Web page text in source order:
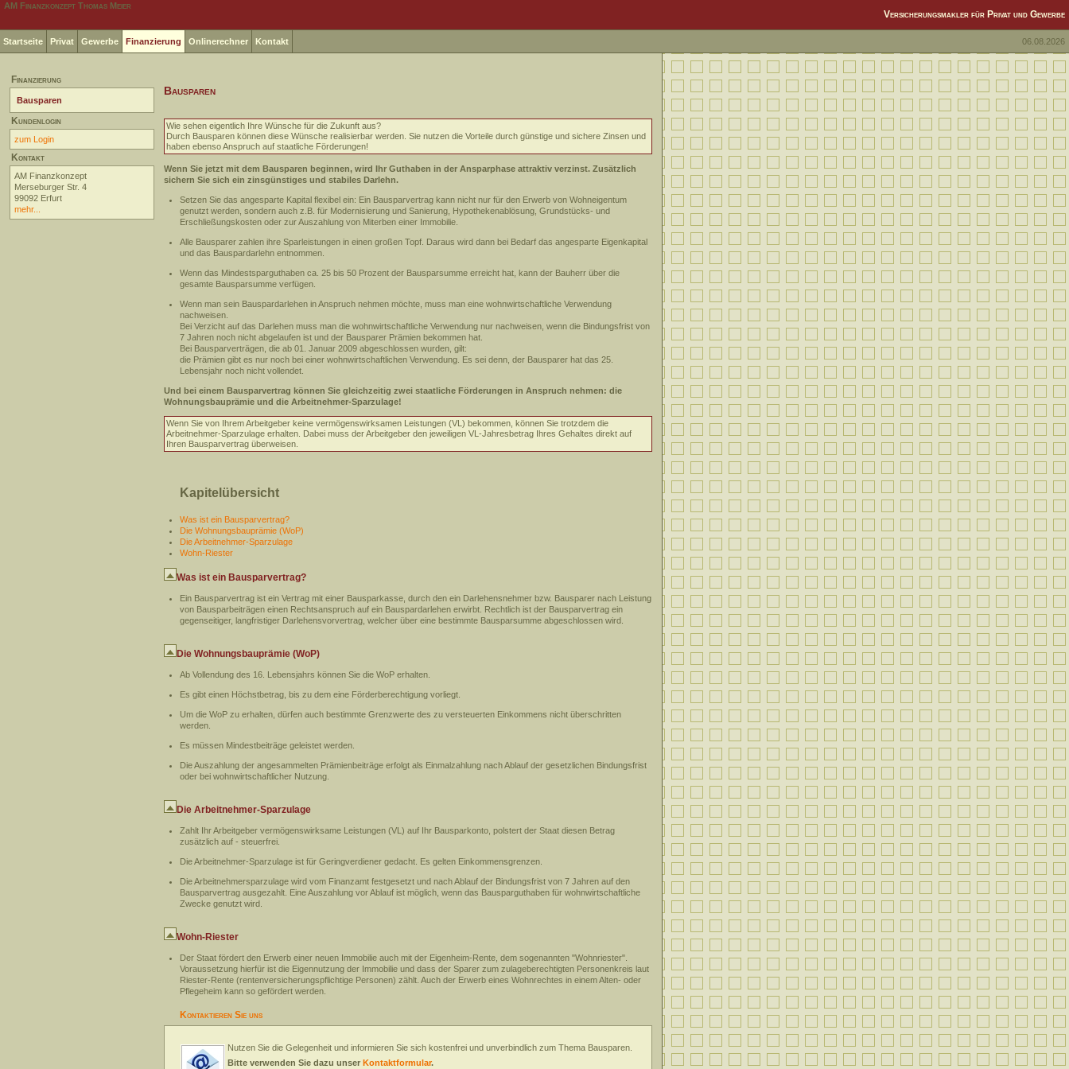
AM Finanzkonzept Thomas Meier
Versicherungsmakler für Privat und Gewerbe
Startseite Privat Gewerbe Finanzierung Onlinerechner Kontakt 06.08.2026
Finanzierung
Bausparen
Kundenlogin
zum Login
Kontakt
AM Finanzkonzept
Merseburger Str. 4
99092 Erfurt
mehr...
Bausparen
Wie sehen eigentlich Ihre Wünsche für die Zukunft aus?
Durch Bausparen können diese Wünsche realisierbar werden. Sie nutzen die Vorteile durch günstige und sichere Zinsen und
haben ebenso Anspruch auf staatliche Förderungen!
Wenn Sie jetzt mit dem Bausparen beginnen, wird Ihr Guthaben in der Ansparphase attraktiv verzinst. Zusätzlich
sichern Sie sich ein zinsgünstiges und stabiles Darlehn.
Setzen Sie das angesparte Kapital flexibel ein: Ein Bausparvertrag kann nicht nur für den Erwerb von Wohneigentum
genutzt werden, sondern auch z.B. für Modernisierung und Sanierung, Hypothekenablösung, Grundstücks- und
Erschließungskosten oder zur Auszahlung von Miterben einer Immobilie.
Alle Bausparer zahlen ihre Sparleistungen in einen großen Topf. Daraus wird dann bei Bedarf das angesparte Eigenkapital
und das Bauspardarlehn entnommen.
Wenn das Mindestsparguthaben ca. 25 bis 50 Prozent der Bausparsumme erreicht hat, kann der Bauherr über die
gesamte Bausparsumme verfügen.
Wenn man sein Bauspardarlehen in Anspruch nehmen möchte, muss man eine wohnwirtschaftliche Verwendung
nachweisen.
Bei Verzicht auf das Darlehen muss man die wohnwirtschaftliche Verwendung nur nachweisen, wenn die Bindungsfrist von
7 Jahren noch nicht abgelaufen ist und der Bausparer Prämien bekommen hat.
Bei Bausparverträgen, die ab 01. Januar 2009 abgeschlossen wurden, gilt:
die Prämien gibt es nur noch bei einer wohnwirtschaftlichen Verwendung. Es sei denn, der Bausparer hat das 25.
Lebensjahr noch nicht vollendet.
Und bei einem Bausparvertrag können Sie gleichzeitig zwei staatliche Förderungen in Anspruch nehmen: die
Wohnungsbauprämie und die Arbeitnehmer-Sparzulage!
Wenn Sie von Ihrem Arbeitgeber keine vermögenswirksamen Leistungen (VL) bekommen, können Sie trotzdem die
Arbeitnehmer-Sparzulage erhalten. Dabei muss der Arbeitgeber den jeweiligen VL-Jahresbetrag Ihres Gehaltes direkt auf
Ihren Bausparvertrag überweisen.
Kapitelübersicht
Was ist ein Bausparvertrag?
Die Wohnungsbauprämie (WoP)
Die Arbeitnehmer-Sparzulage
Wohn-Riester
Was ist ein Bausparvertrag?
Ein Bausparvertrag ist ein Vertrag mit einer Bausparkasse, durch den ein Darlehensnehmer bzw. Bausparer nach Leistung
von Bausparbeiträgen einen Rechtsanspruch auf ein Bauspardarlehen erwirbt. Rechtlich ist der Bausparvertrag ein
gegenseitiger, langfristiger Darlehensvorvertrag, welcher über eine bestimmte Bausparsumme abgeschlossen wird.
Die Wohnungsbauprämie (WoP)
Ab Vollendung des 16. Lebensjahrs können Sie die WoP erhalten.
Es gibt einen Höchstbetrag, bis zu dem eine Förderberechtigung vorliegt.
Um die WoP zu erhalten, dürfen auch bestimmte Grenzwerte des zu versteuerten Einkommens nicht überschritten
werden.
Es müssen Mindestbeiträge geleistet werden.
Die Auszahlung der angesammelten Prämienbeiträge erfolgt als Einmalzahlung nach Ablauf der gesetzlichen Bindungsfrist
oder bei wohnwirtschaftlicher Nutzung.
Die Arbeitnehmer-Sparzulage
Zahlt Ihr Arbeitgeber vermögenswirksame Leistungen (VL) auf Ihr Bausparkonto, polstert der Staat diesen Betrag
zusätzlich auf - steuerfrei.
Die Arbeitnehmer-Sparzulage ist für Geringverdiener gedacht. Es gelten Einkommensgrenzen.
Die Arbeitnehmersparzulage wird vom Finanzamt festgesetzt und nach Ablauf der Bindungsfrist von 7 Jahren auf den
Bausparvertrag ausgezahlt. Eine Auszahlung vor Ablauf ist möglich, wenn das Bausparguthaben für wohnwirtschaftliche
Zwecke genutzt wird.
Wohn-Riester
Der Staat fördert den Erwerb einer neuen Immobilie auch mit der Eigenheim-Rente, dem sogenannten "Wohnriester".
Voraussetzung hierfür ist die Eigennutzung der Immobilie und dass der Sparer zum zulageberechtigten Personenkreis laut
Riester-Rente (rentenversicherungspflichtige Personen) zählt. Auch der Erwerb eines Wohnrechtes in einem Alten- oder
Pflegeheim kann so gefördert werden.
Kontaktieren Sie uns
Nutzen Sie die Gelegenheit und informieren Sie sich kostenfrei und unverbindlich zum Thema Bausparen.
Bitte verwenden Sie dazu unser Kontaktformular.